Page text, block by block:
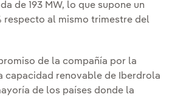
de 193 MW, lo que supone un
respecto al mismo trimestre del
de la compañía por la
capacidad renovable de Iberdrola
de los países donde la